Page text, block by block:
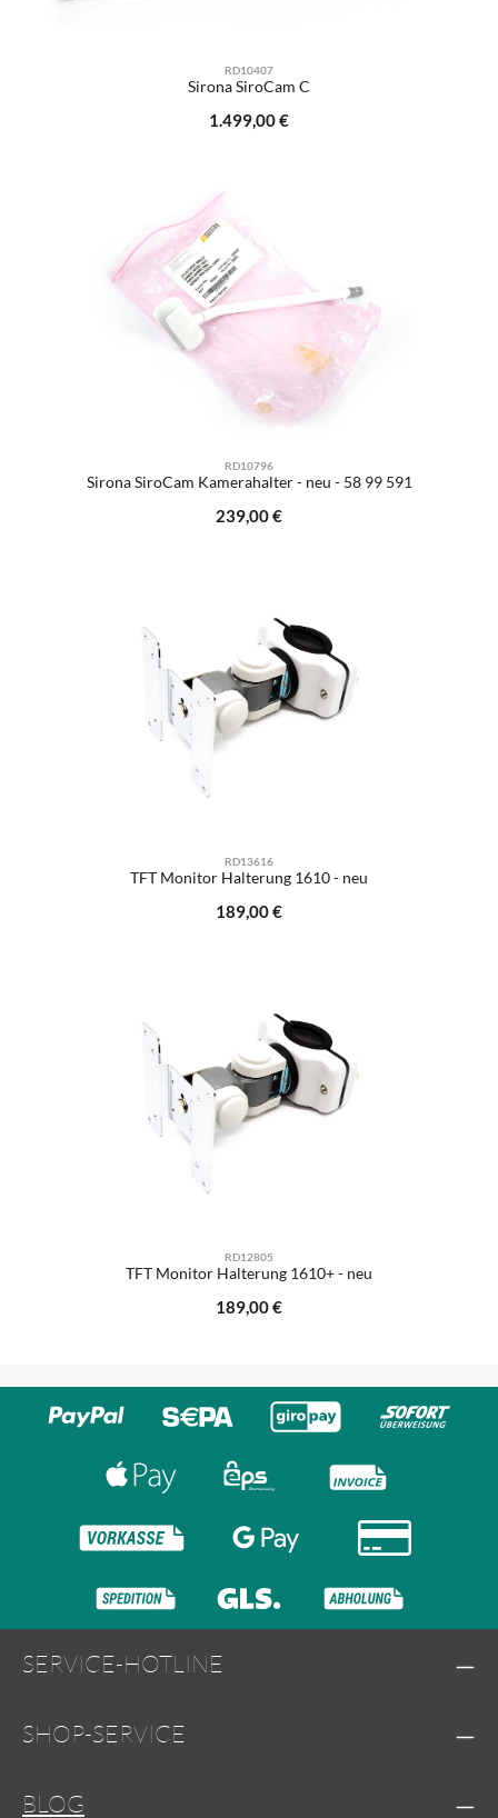
RD10407
Sirona SiroCam C
Regulärer Preis:
1.499,00 €
RD10796
Sirona SiroCam Kamerahalter - neu - 58 99 591
Regulärer Preis:
239,00 €
RD13616
TFT Monitor Halterung 1610 - neu
Regulärer Preis:
189,00 €
RD12805
TFT Monitor Halterung 1610+ - neu
Regulärer Preis:
189,00 €
SERVICE-HOTLINE
SHOP-SERVICE
BLOG